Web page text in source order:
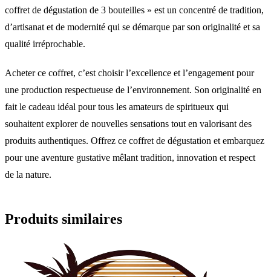
coffret de dégustation de 3 bouteilles » est un concentré de tradition,
d’artisanat et de modernité qui se démarque par son originalité et sa
qualité irréprochable.
Acheter ce coffret, c’est choisir l’excellence et l’engagement pour
une production respectueuse de l’environnement. Son originalité en
fait le cadeau idéal pour tous les amateurs de spiritueux qui
souhaitent explorer de nouvelles sensations tout en valorisant des
produits authentiques. Offrez ce coffret de dégustation et embarquez
pour une aventure gustative mêlant tradition, innovation et respect
de la nature.
Produits similaires